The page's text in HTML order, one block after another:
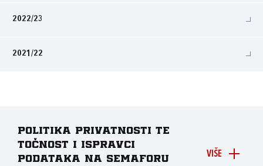
2022/23
2021/22
VIŠE
Politika privatnosti te
točnost i ispravci
podataka na Semaforu